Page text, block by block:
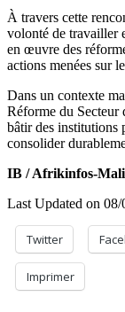
À travers cette
volonté de travailler
en œuvre des
actions menées sur
Dans un contexte
Réforme du Secteur
bâtir des institutions
consolider
IB / Afrikinfos-Mali
Last Updated on
Twitter
Imprimer